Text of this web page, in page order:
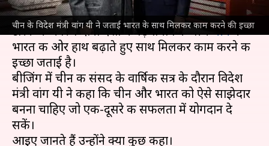
चीन के विदेश मंत्री वांग यी ने जताई भारत के साथ मिलकर काम करने की इच्छा
अमेरिकाकी ओर से चीनी उत्पादों पर लगाए गए व्यापक
टैरिफ के कारण दोनों देशों में बढ़े तनाव के बीचचीनने
भारत की ओर हाथ बढ़ाते हुए साथ मिलकर काम करने की
इच्छा जताई है।
बीजिंग में चीन की संसद के वार्षिक सत्र के दौरान विदेश
मंत्री वांग यी ने कहा कि चीन और भारत को ऐसे साझेदार
बनना चाहिए जो एक-दूसरे की सफलता में योगदान दे
सकें।